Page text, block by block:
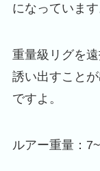
になっています
重量級リグを
誘い出すこと
ですよ。
ルアー重量：